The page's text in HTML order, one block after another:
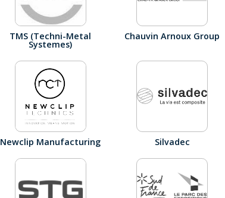
TMS (Techni-Metal
Systemes)
Chauvin Arnoux Group
Newclip Manufacturing Silvadec